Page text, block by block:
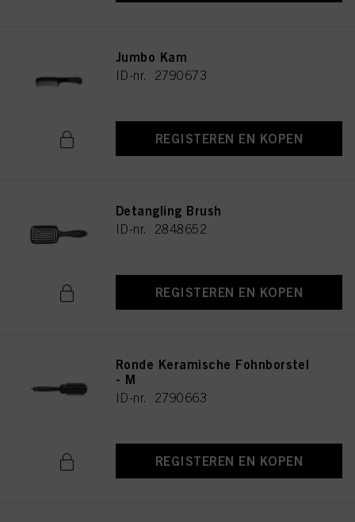
Jumbo Kam
ID-nr. 2790673
REGISTEREN EN KOPEN
Detangling Brush
ID-nr. 2848652
REGISTEREN EN KOPEN
Ronde Keramische Fohnborstel
- M
ID-nr. 2790663
REGISTEREN EN KOPEN